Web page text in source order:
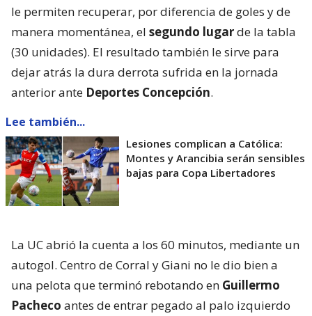
le permiten recuperar, por diferencia de goles y de
manera momentánea, el segundo lugarde la tabla
(30 unidades). El resultado también le sirve para
dejar atrás la dura derrota sufrida en la jornada
anterior ante Deportes Concepción.
Lee también...
Lesiones complican a Católica:
Montes y Arancibia serán sensibles
bajas para Copa Libertadores
La UC abrió la cuenta a los 60 minutos, mediante un
autogol. Centro de Corral y Giani no le dio bien a
una pelota que terminó rebotando en Guillermo
Pacheco antes de entrar pegado al palo izquierdo